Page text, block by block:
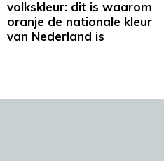
volkskleur: dit is waarom
oranje de nationale kleur
van Nederland is